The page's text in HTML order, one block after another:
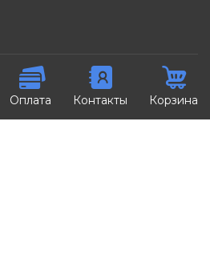
Оплата Контакты Корзина